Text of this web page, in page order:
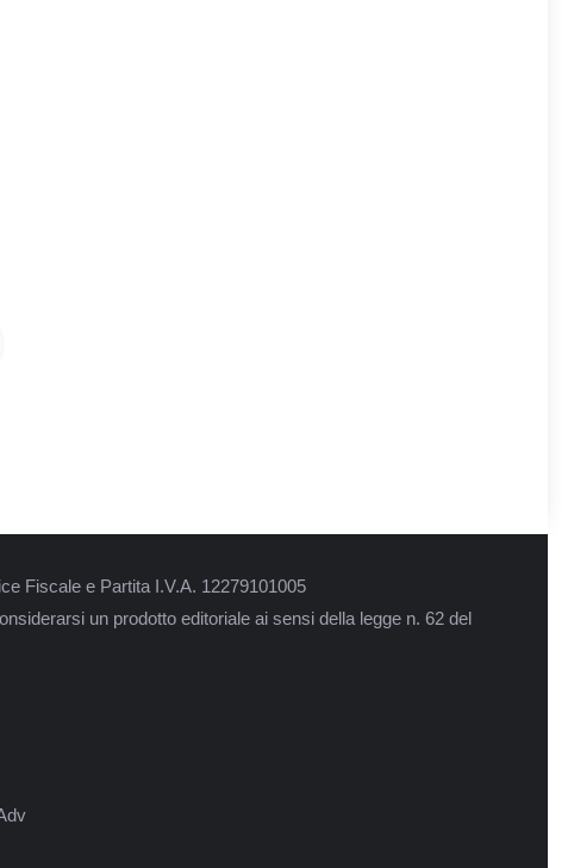
Fiscale e Partita I.V.A. 12279101005
un prodotto editoriale ai sensi della legge n. 62 del